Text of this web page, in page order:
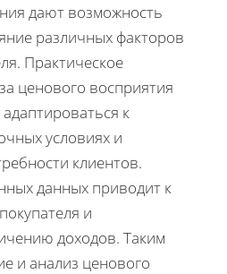
дают возможность
различных факторов
Практическое
ценового восприятия
к
условиях и
клиентов.
данных приводит к
и
доходов. Таким
и анализ ценового